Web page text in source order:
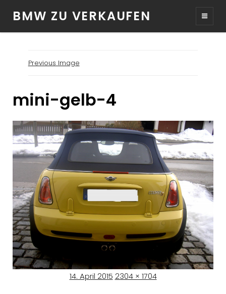
BMW ZU VERKAUFEN
Previous Image
mini-gelb-4
Posted
14. April 2015 Full
2304 × 1704